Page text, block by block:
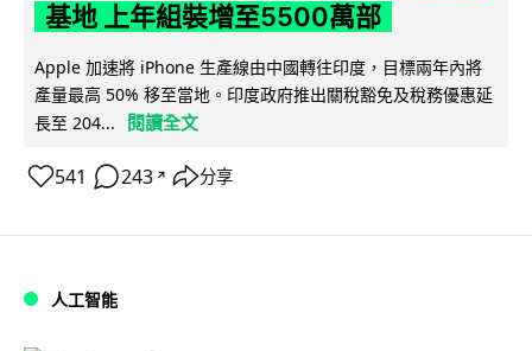
基地 上年組裝增至5500萬部
Apple 加速將 iPhone 生產線由中國轉往印度，目標兩年內將
產量最高 50% 移至當地。印度政府推出關稅豁免及稅務優惠延
長至 204...
閱讀全文
541 243 ↗ 分享
人工智能